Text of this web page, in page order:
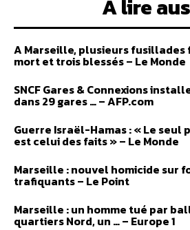
A lire
A Marseille, plusieurs fusillades
mort et trois blessés – Le Monde
SNCF Gares & Connexions
dans 29 gares … – AFP.com
Guerre Israël-Hamas : « Le seul
est celui des faits » – Le Monde
Marseille : nouvel homicide sur
trafiquants – Le Point
Marseille : un homme tué par
quartiers Nord, un … – Europe 1